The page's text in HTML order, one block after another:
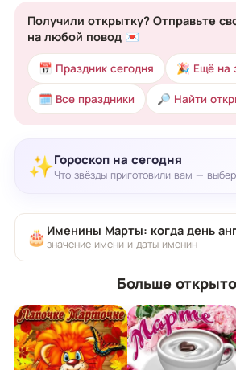
Получили открытку? Отправьте
на любой повод 💌
📅 Праздник сегодня 🎉 Ещё на
🗓 Все праздники 🔎 Найти
✨Гороскоп на сегодня
Что звёзды приготовили вам —
🎂 Именины Марты: когда день
значение имени и даты именин
Больше